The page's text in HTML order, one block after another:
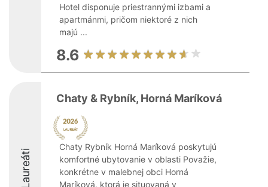
Hotel disponuje priestrannými izbami a
apartmánmi, pričom niektoré z nich
majú ...
8.6
Laureáti
Chaty & Rybník, Horná Maríková
Chaty Rybník Horná Maríková poskytujú
komfortné ubytovanie v oblasti Považie,
konkrétne v malebnej obci Horná
Maríková, ktorá je situovaná v